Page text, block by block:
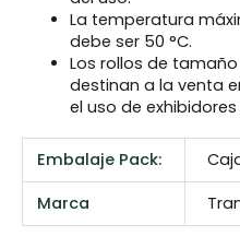
La temperatura
debe ser 50 °C.
Los rollos de
destinan a la venta
el uso de
Embalaje Pack:
Marca